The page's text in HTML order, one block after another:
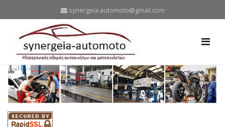
synergeia.automoto@gmail.com